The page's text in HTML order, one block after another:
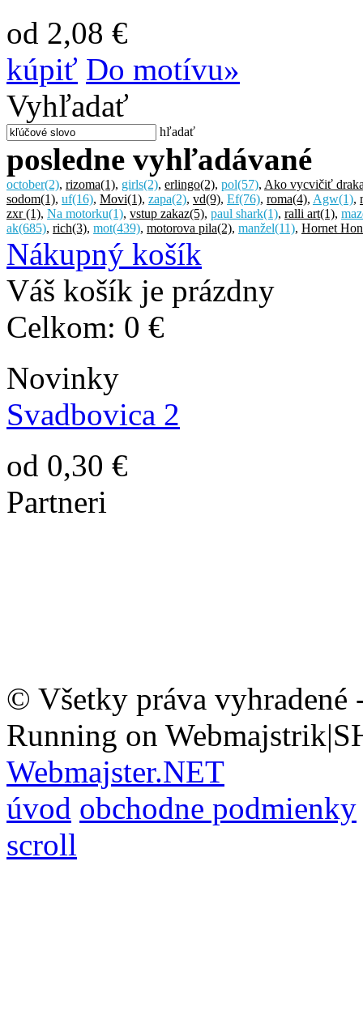
od 2,08 €
kúpiť Do motívu»
Vyhľadať
hľadať
posledne vyhľadávané
october(2), rizoma(1), girls(2), erlingo(2), pol(57), Ako vycvičiť
sodom(1), uf(16), Movi(1), zapa(2), vd(9), Ef(76), roma(4), Agw(1),
zxr(1), Na motorku(1), vstup zakaz(5), paul shark(1), ralli art(1),
ak(685), rich(3), mot(439), motorova pila(2), manžel(11), Hornet
Nákupný košík
Váš košík je prázdny
Celkom: 0 €
Novinky
Svadbovica 2
od 0,30 €
Partneri
© Všetky práva vyhradené
Running on
Webmajster.NET
úvod obchodne podmienky
scroll